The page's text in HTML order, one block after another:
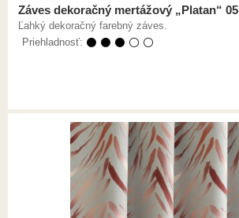
Záves dekoračný mertážový „Platan“ 05
Ľahký dekoračný farebný záves.
Priehladnosť: ⚫ ⚫ ⚫ ⚪ ⚪